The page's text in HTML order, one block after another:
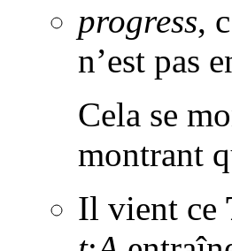
progress,
n’est pas
Cela se
montrant
Il vient ce